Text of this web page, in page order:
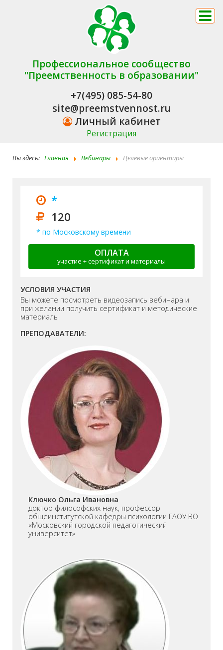
Профессиональное сообщество
"Преемственность в образовании"
+7(495) 085-54-80
site@preemstvennost.ru
Личный кабинет
Регистрация
Вы здесь: Главная Вебинары
Целевые ориентиры
*
120
* по Московскому времени
ОПЛАТА
участие + сертификат и материалы
УСЛОВИЯ УЧАСТИЯ
Вы можете посмотреть видеозапись вебинара и
при желании получить сертификат и методические
материалы
ПРЕПОДАВАТЕЛИ:
Ключко Ольга Ивановна
доктор философских наук, профессор
общеинститутской кафедры психологии ГАОУ ВО
«Московский городской педагогический
университет»